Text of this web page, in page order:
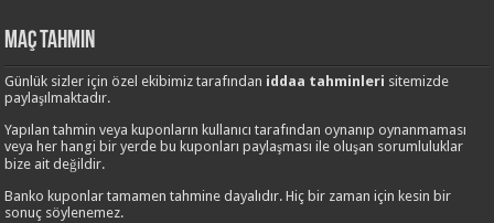
Maç Tahmin
Günlük sizler için özel ekibimiz tarafından iddaa tahminleri sitemizde
paylaşılmaktadır.
Yapılan tahmin veya kuponların kullanıcı tarafından oynanıp oynanmaması
veya her hangi bir yerde bu kuponları paylaşması ile oluşan sorumluluklar
bize ait değildir.
Banko kuponlar tamamen tahmine dayalıdır. Hiç bir zaman için kesin bir
sonuç söylenemez.